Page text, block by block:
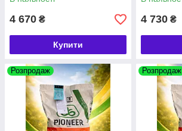
4 670 ₴
Купити
4 730 ₴
Розпродаж Розпродаж